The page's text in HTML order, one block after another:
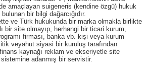
amaçlayan suigeneris (kendine özgü) hukuk
bir bilgi dağarcığıdır.
ve Türk hukukunda bir marka olmakla birlikte
bir site olmayıp, herhangi bir ticari kurum,
firması, banka vb. kişi veya kurum
veyahut siyasi bir kuruluş tarafından
kaynağı reklam ve ekseriyetle site
adanmış bir servistir.